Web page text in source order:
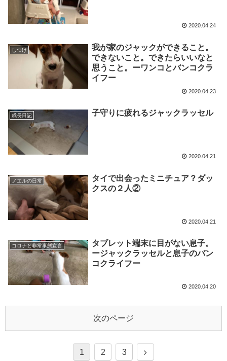
2020.04.24
しつけ
我が家のジャックができること。
できないこと。できたらいいなと
思うこと。ーワンコとバンコクラ
イフー
2020.04.23
成長日記 子守りに疲れるジャックラッセル
2020.04.21
ノエルの日常
タイで出会ったミニチュア？ダッ
クスの２人②
2020.04.21
コロナと非常事態宣言
タブレット端末に目がない息子。
ージャックラッセルと息子のバン
コクライフー
2020.04.20
次のページ
1 2 3